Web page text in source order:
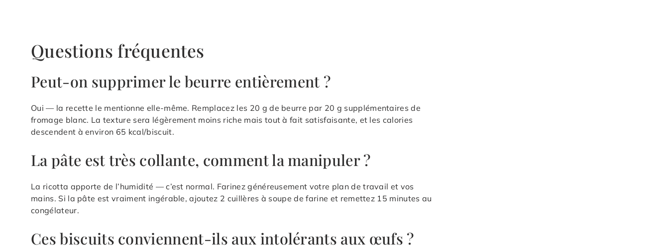
Questions fréquentes
Peut-on supprimer le beurre entièrement ?
Oui — la recette le mentionne elle-même. Remplacez les 20 g de beurre par 20 g supplémentaires de
fromage blanc. La texture sera légèrement moins riche mais tout à fait satisfaisante, et les calories
descendent à environ 65 kcal/biscuit.
La pâte est très collante, comment la manipuler ?
La ricotta apporte de l’humidité — c’est normal. Farinez généreusement votre plan de travail et vos
mains. Si la pâte est vraiment ingérable, ajoutez 2 cuillères à soupe de farine et remettez 15 minutes au
congélateur.
Ces biscuits conviennent-ils aux intolérants aux œufs ?